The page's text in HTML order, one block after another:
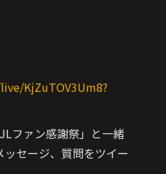
KjZuTOV3Um8?
ファン感謝祭」と一緒
セージ、質問をツイー